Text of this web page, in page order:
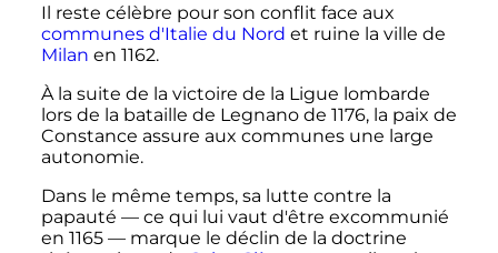
Il reste célèbre pour son conflit face aux
communes d'Italie du Nord et ruine la ville de
Milan en 1162.
À la suite de la victoire de la Ligue lombarde
lors de la bataille de Legnano de 1176, la paix de
Constance assure aux communes une large
autonomie.
Dans le même temps, sa lutte contre la
papauté — ce qui lui vaut d'être excommunié
en 1165 —marque le déclin de la doctrine